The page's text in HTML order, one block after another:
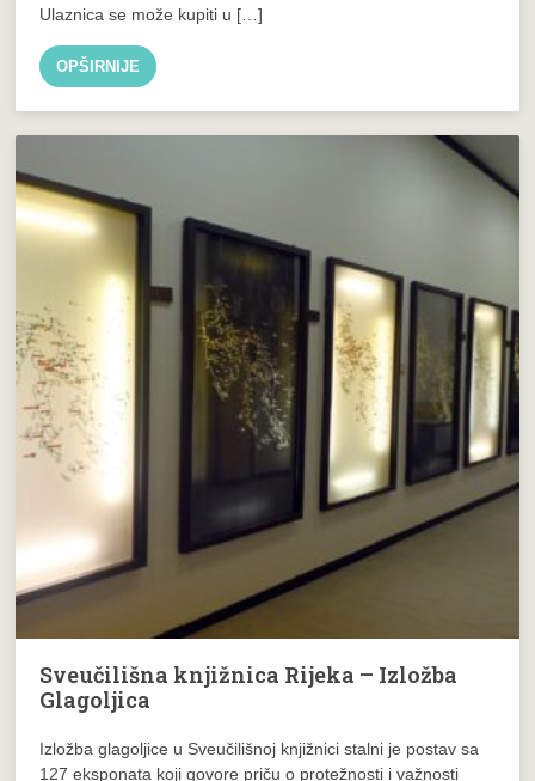
Ulaznica se može kupiti u […]
OPŠIRNIJE
Sveučilišna knjižnica Rijeka – Izložba
Glagoljica
Izložba glagoljice u Sveučilišnoj knjižnici stalni je postav sa
127 eksponata koji govore priču o protežnosti i važnosti